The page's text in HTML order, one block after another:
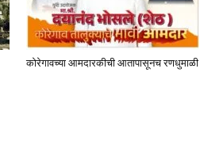
कोरेगावच्या आमदारकीची आतापासूनच रणधुमाळी